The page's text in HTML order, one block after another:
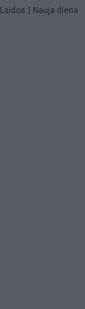
Laidos | Nauja diena